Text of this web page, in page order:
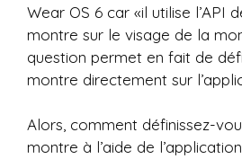
Wear OS 6 car «il utilise l’API
montre sur le visage de la
question permet en fait de
montre directement sur
Alors, comment définissez-
montre à l’aide de